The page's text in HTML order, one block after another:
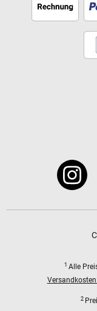
1 Alle
Versandkosten:
2